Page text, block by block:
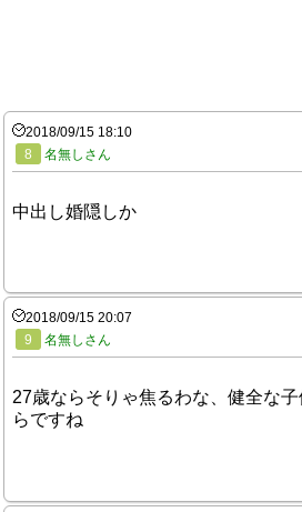
2018/09/15 18:10
8
名無しさん
中出し婚隠しか
2018/09/15 20:07
9
名無しさん
27歳ならそりゃ焦るわな、健全な
らですね